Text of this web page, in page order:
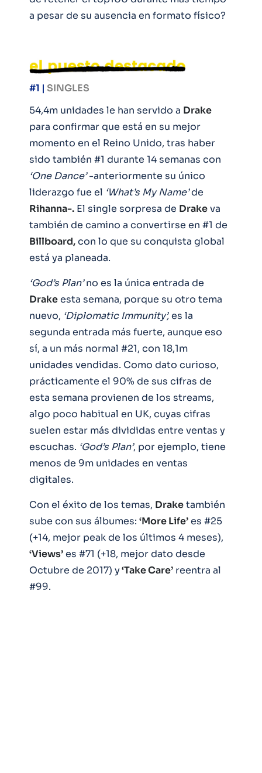
a pesar de su ausencia en formato físico?
#1 | SINGLES
54,4m unidades le han servido a Drake
para confirmar que está en su mejor
momento en el Reino Unido, tras haber
sido también #1 durante 14 semanas con
‘One Dance’-anteriormente su único
liderazgo fue el ‘What’s My Name’de
Rihanna-. El single sorpresa de Drakeva
también de camino a convertirse en #1 de
Billboard,con lo que su conquista global
está ya planeada.
‘God’s Plan’no es la única entrada de
Drakeesta semana, porque su otro tema
nuevo, ‘Diplomatic Immunity’,es la
segunda entrada más fuerte, aunque eso
sí, a un más normal #21, con 18,1m
unidades vendidas. Como dato curioso,
prácticamente el 90% de sus cifras de
esta semana provienen de los streams,
algo poco habitual en UK, cuyas cifras
suelen estar más divididas entre ventas y
escuchas. ‘God’s Plan’, por ejemplo, tiene
menos de 9m unidades en ventas
digitales.
Con el éxito de los temas, Draketambién
sube con sus álbumes: ‘More Life’es #25
(+14, mejor peak de los últimos 4 meses),
‘Views’es #71 (+18, mejor dato desde
Octubre de 2017) y‘Take Care’ reentra al
#99.